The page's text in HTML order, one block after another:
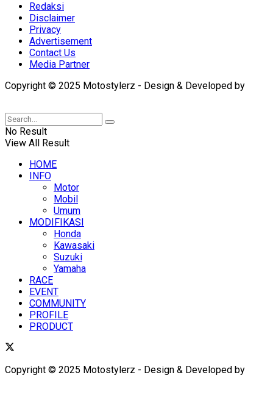
Redaksi
Disclaimer
Privacy
Advertisement
Contact Us
Media Partner
Copyright © 2025 Motostylerz - Design & Developed by
No Result
View All Result
HOME
INFO
Motor
Mobil
Umum
MODIFIKASI
Honda
Kawasaki
Suzuki
Yamaha
RACE
EVENT
COMMUNITY
PROFILE
PRODUCT
Copyright © 2025 Motostylerz - Design & Developed by